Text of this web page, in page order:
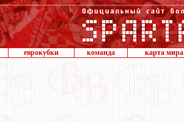
еврокубки команда карта мира